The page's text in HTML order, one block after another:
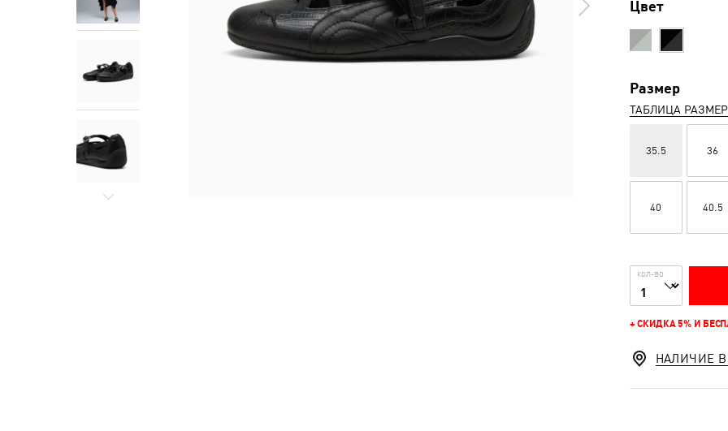
Цвет
Размер
ТАБЛИЦА
35.5 36
40 40.5
КОЛ-ВО
+ СКИДКА 5% И
НАЛИЧИЕ